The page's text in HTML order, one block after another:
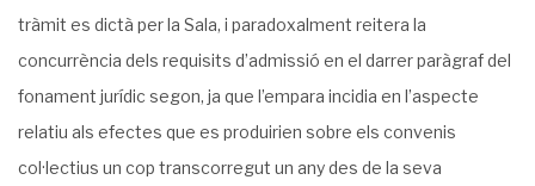
tràmit es dictà per la Sala, i paradoxalment reitera la
concurrència dels requisits d’admissió en el darrer paràgraf del
fonament jurídic segon, ja que l’empara incidia en l’aspecte
relatiu als efectes que es produirien sobre els convenis
col·lectius un cop transcorregut un any des de la seva